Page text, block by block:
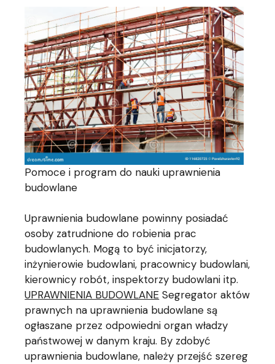
Pomoce i program do nauki uprawnienia
budowlane
Uprawnienia budowlane powinny posiadać
osoby zatrudnione do robienia prac
budowlanych. Mogą to być inicjatorzy,
inżynierowie budowlani, pracownicy budowlani,
kierownicy robót, inspektorzy budowlani itp.
UPRAWNIENIA BUDOWLANE Segregator aktów
prawnych na uprawnienia budowlane są
ogłaszane przez odpowiedni organ władzy
państwowej w danym kraju. By zdobyć
uprawnienia budowlane, należy przejść szereg